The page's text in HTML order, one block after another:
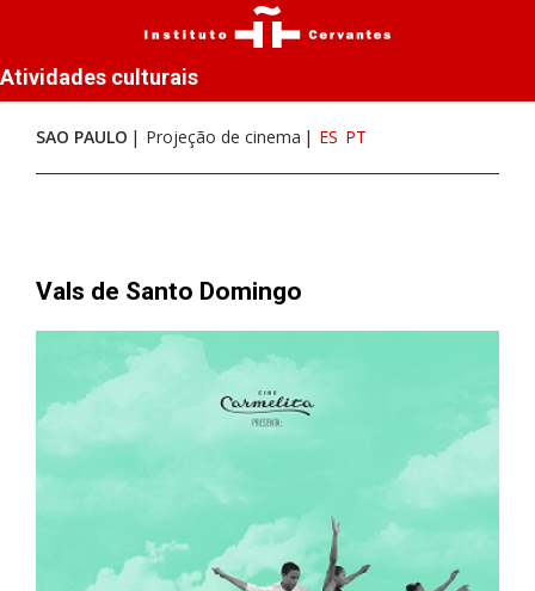
Atividades culturais
SAO PAULO Projeção de cinema ES PT
Vals de Santo Domingo